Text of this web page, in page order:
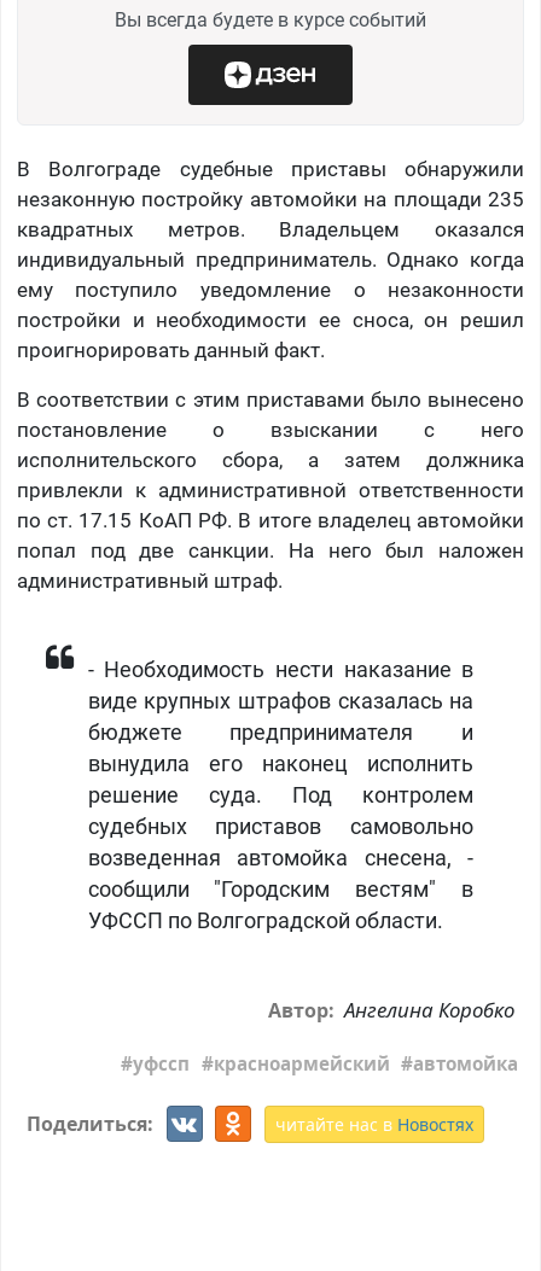
Вы всегда будете в курсе событий
В Волгограде судебные приставы обнаружили
незаконную постройку автомойки на площади 235
квадратных метров. Владельцем оказался
индивидуальный предприниматель. Однако когда
ему поступило уведомление о незаконности
постройки и необходимости ее сноса, он решил
проигнорировать данный факт.
В соответствии с этим приставами было вынесено
постановление о взыскании с него
исполнительского сбора, а затем должника
привлекли к административной ответственности
по ст. 17.15 КоАП РФ. В итоге владелец автомойки
попал под две санкции. На него был наложен
административный штраф.
- Необходимость нести наказание в
виде крупных штрафов сказалась на
бюджете предпринимателя и
вынудила его наконец исполнить
решение суда. Под контролем
судебных приставов самовольно
возведенная автомойка снесена, -
сообщили "Городским вестям" в
УФССП по Волгоградской области.
Автор: Ангелина Коробко
уфссп красноармейский автомойка
Поделиться: читайте нас в Новостях